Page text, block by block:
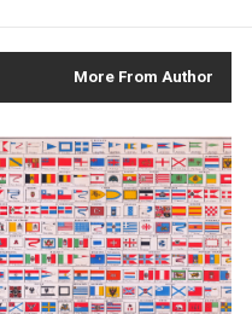
More From Author